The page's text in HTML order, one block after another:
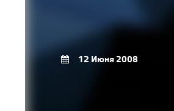
12 Июня 2008